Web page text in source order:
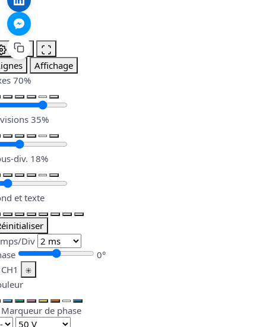
Affichage
70%
35%
div. 18%
et texte
Div
0°
CH1
Marqueur de phase